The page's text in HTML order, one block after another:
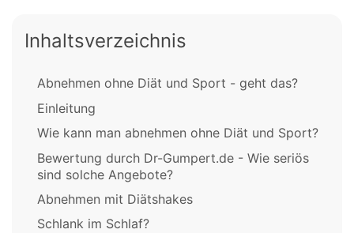
Inhaltsverzeichnis
Abnehmen ohne Diät und Sport - geht das?
Einleitung
Wie kann man abnehmen ohne Diät und Sport?
Bewertung durch Dr-Gumpert.de - Wie seriös
sind solche Angebote?
Abnehmen mit Diätshakes
Schlank im Schlaf?